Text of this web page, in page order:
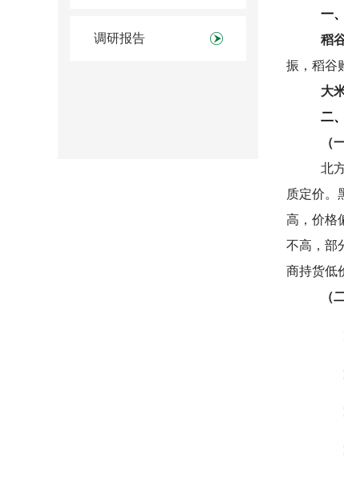
调研报告
一
稻
振，稻谷
大
二
（
北
质定价。
高，价格
不高，部
商持货低
（